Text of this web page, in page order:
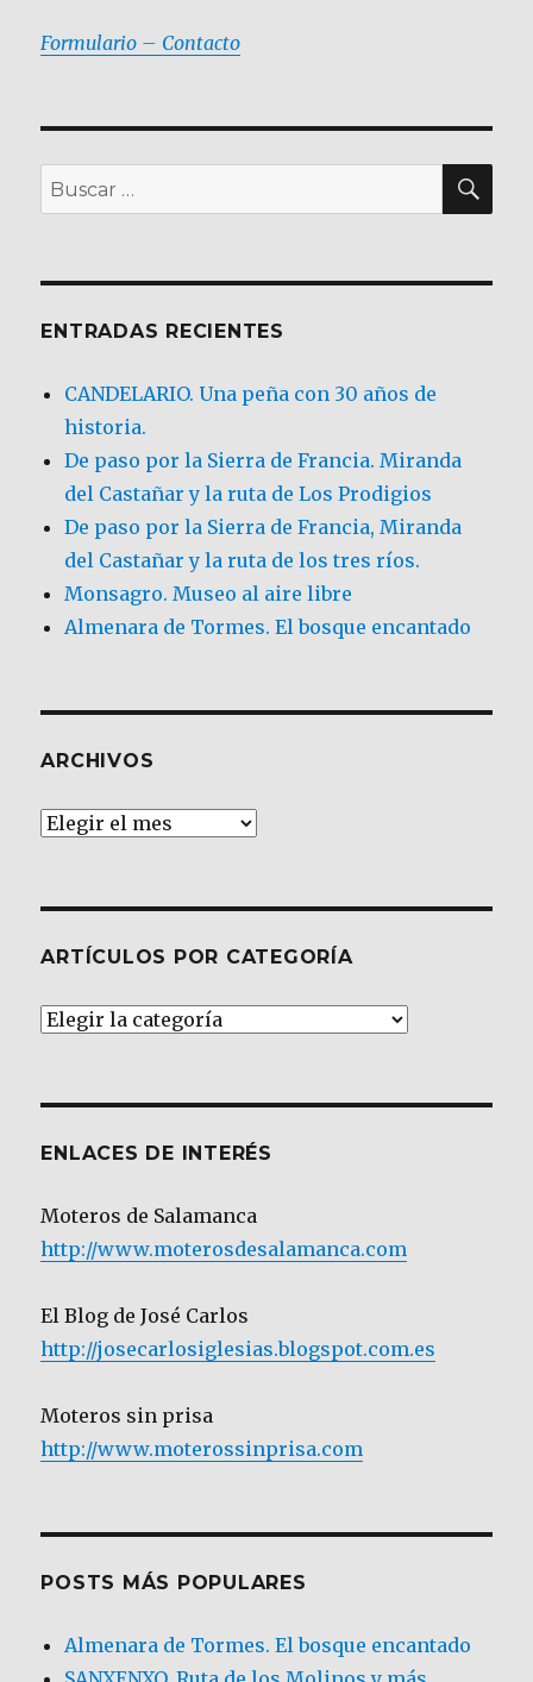
Formulario – Contacto
Buscar
por:
ENTRADAS RECIENTES
CANDELARIO. Una peña con 30 años de
historia.
De paso por la Sierra de Francia. Miranda
del Castañar y la ruta de Los Prodigios
De paso por la Sierra de Francia, Miranda
del Castañar y la ruta de los tres ríos.
Monsagro. Museo al aire libre
Almenara de Tormes. El bosque encantado
ARCHIVOS
Archivos
ARTÍCULOS POR CATEGORÍA
Artículos
ENLACES DE INTERÉS
Moteros de Salamanca
http://www.moterosdesalamanca.com
El Blog de José Carlos
http://josecarlosiglesias.blogspot.com.es
Moteros sin prisa
http://www.moterossinprisa.com
POSTS MÁS POPULARES
Almenara de Tormes. El bosque encantado